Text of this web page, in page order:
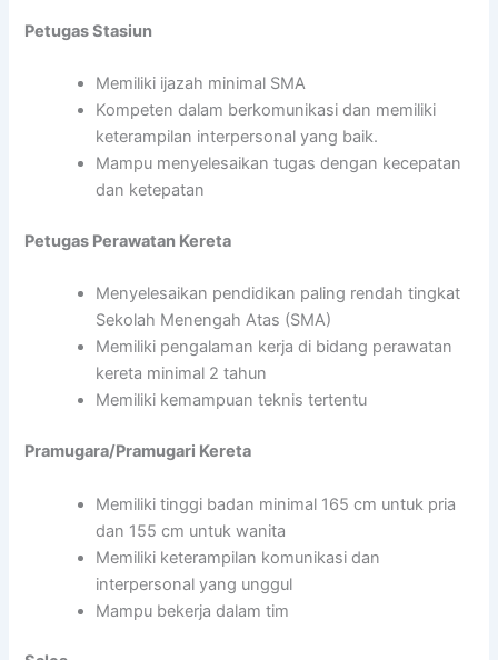
Petugas Stasiun
Memiliki ijazah minimal SMA
Kompeten dalam berkomunikasi dan memiliki
keterampilan interpersonal yang baik.
Mampu menyelesaikan tugas dengan kecepatan
dan ketepatan
Petugas Perawatan Kereta
Menyelesaikan pendidikan paling rendah tingkat
Sekolah Menengah Atas (SMA)
Memiliki pengalaman kerja di bidang perawatan
kereta minimal 2 tahun
Memiliki kemampuan teknis tertentu
Pramugara/Pramugari Kereta
Memiliki tinggi badan minimal 165 cm untuk pria
dan 155 cm untuk wanita
Memiliki keterampilan komunikasi dan
interpersonal yang unggul
Mampu bekerja dalam tim